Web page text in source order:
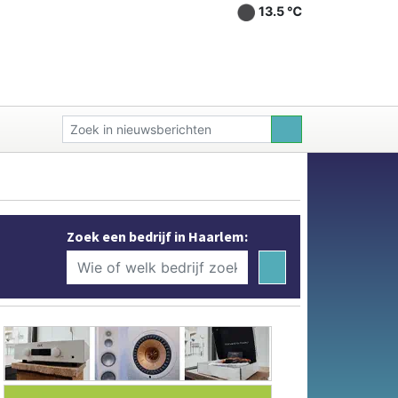
13.5 ℃
Zoek een bedrijf in Haarlem: